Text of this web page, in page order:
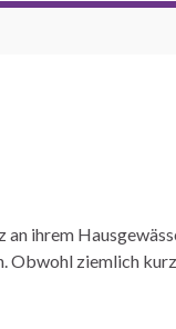
ihrem
Obwohl ziemlich